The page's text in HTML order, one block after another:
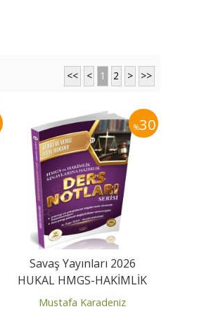
<< < 1 2 > >>
%30
Savaş Yayınları 2026
HUKAL HMGS-HAKİMLİK
Vergi ve Vergi Usul
Mustafa Karadeniz